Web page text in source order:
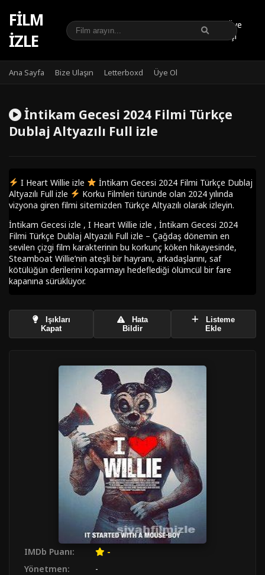
FILM
IZLE
Üye
Girişi
Ana Sayfa Bize Ulaşın Letterboxd Üye Ol
İntikam Gecesi 2024 Filmi Türkçe
Dublaj Altyazılı Full izle
I Heart Willie izle
İntikam Gecesi 2024 Filmi Türkçe Dublaj
Altyazılı Full izle
Korku Filmleri türünde olan 2024 yılında
vizyona giren filmi sitemizden Türkçe Altyazılı olarak izleyin.
İntikam Gecesi izle , I Heart Willie izle , İntikam Gecesi 2024
Filmi Türkçe Dublaj Altyazılı Full izle – Çağdaş dönemin en
sevilen çizgi film karakterinin bu korkunç köken hikayesinde,
Steamboat Willie’nin ateşli bir hayranı, arkadaşlarını, saf
kötülüğün derilerini koparmayı hedeflediği ölümcül bir fare
kapanına sürüklüyor.
Işıkları
Kapat
Hata
Bildir
Listeme
Ekle
IMDb Puanı:
-
Yönetmen:
-